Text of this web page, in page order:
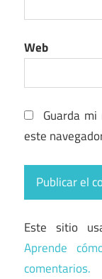
Web
Guarda
este
Este sitio
Aprende
comentarios.